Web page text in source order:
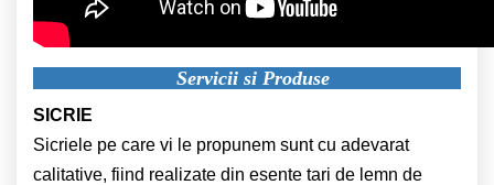
Servicii si Produse
SICRIE
Sicriele pe care vi le propunem sunt cu adevarat
calitative, fiind realizate din esente tari de lemn de